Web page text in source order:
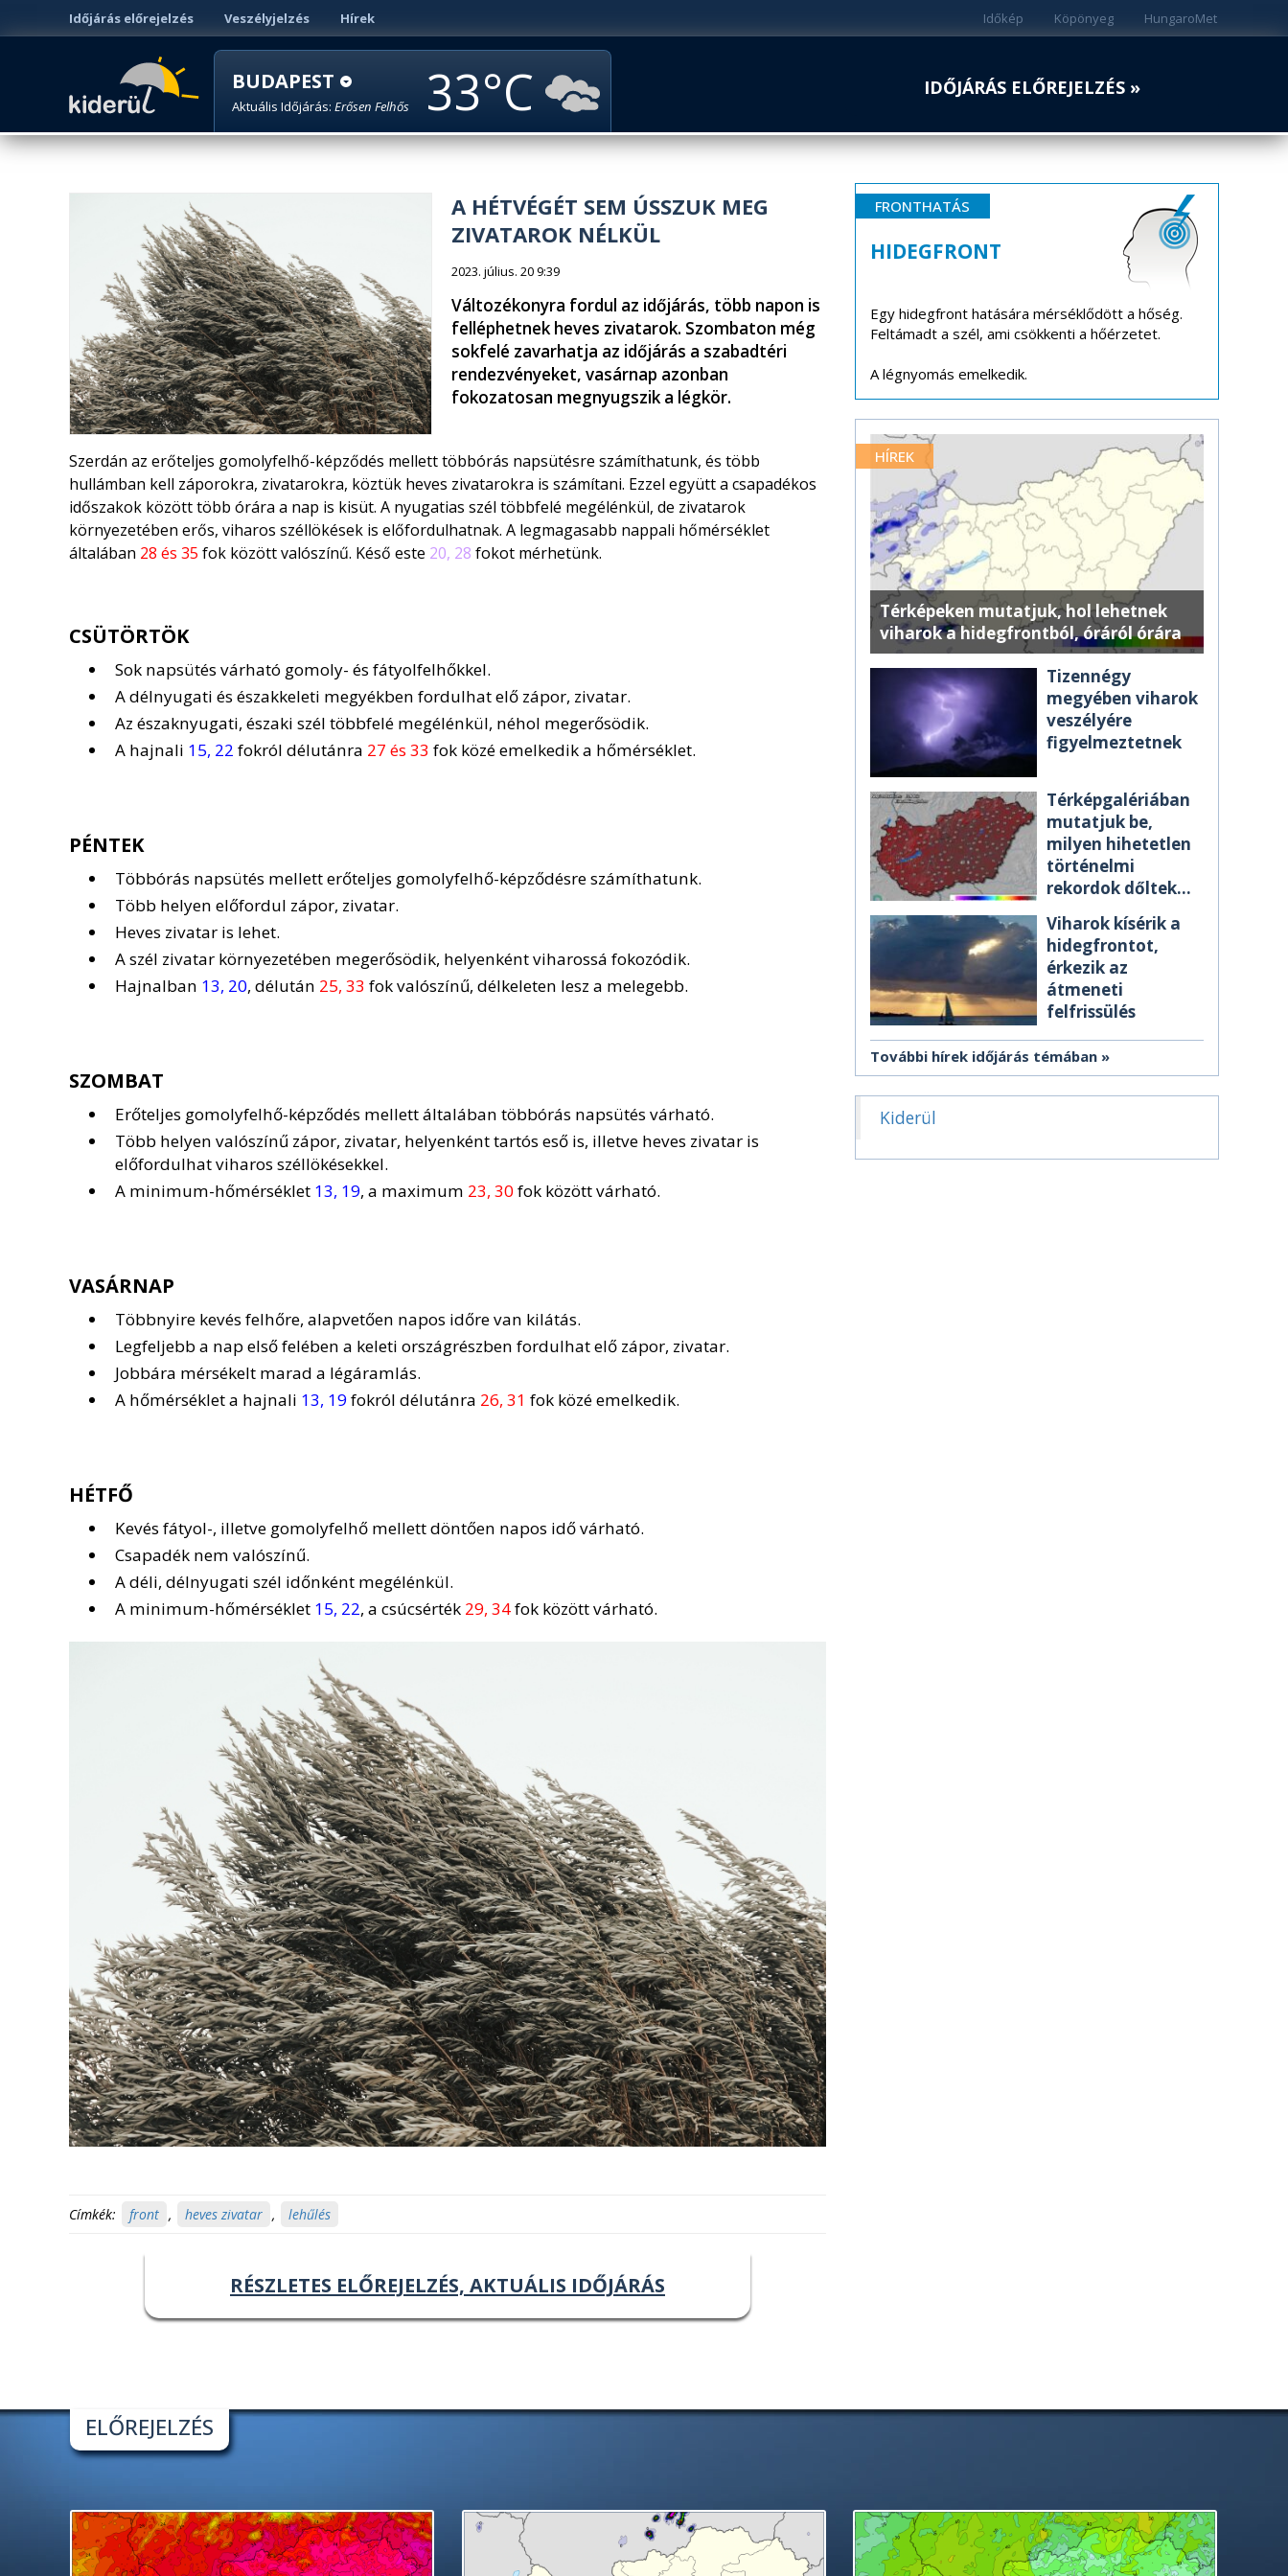
Időjárás előrejelzés Veszélyjelzés Hírek HungaroMet
Köpönyeg
Időkép
BUDAPEST
Aktuális Időjárás: Erősen Felhős 33 IDŐJÁRÁS ELŐREJELZÉS »
A HÉTVÉGÉT SEM ÚSSZUK MEG
ZIVATAROK NÉLKÜL
2023. július. 20 9:39
Változékonyra fordul az időjárás, több napon is
felléphetnek heves zivatarok. Szombaton még
sokfelé zavarhatja az időjárás a szabadtéri
rendezvényeket, vasárnap azonban
fokozatosan megnyugszik a légkör.
Szerdán az erőteljes gomolyfelhő-képződés mellett többórás napsütésre számíthatunk, és több
hullámban kell záporokra, zivatarokra, köztük heves zivatarokra is számítani. Ezzel együtt a csapadékos
időszakok között több órára a nap is kisüt. A nyugatias szél többfelé megélénkül, de zivatarok
környezetében erős, viharos széllökések is előfordulhatnak. A legmagasabb nappali hőmérséklet
általában 28 és 35 fok között valószínű. Késő este 20, 28 fokot mérhetünk.
CSÜTÖRTÖK
Sok napsütés várható gomoly- és fátyolfelhőkkel.
A délnyugati és északkeleti megyékben fordulhat elő zápor, zivatar.
Az északnyugati, északi szél többfelé megélénkül, néhol megerősödik.
A hajnali 15, 22 fokról délutánra 27 és 33 fok közé emelkedik a hőmérséklet.
PÉNTEK
Többórás napsütés mellett erőteljes gomolyfelhő-képződésre számíthatunk.
Több helyen előfordul zápor, zivatar.
Heves zivatar is lehet.
A szél zivatar környezetében megerősödik, helyenként viharossá fokozódik.
Hajnalban 13, 20, délután 25, 33 fok valószínű, délkeleten lesz a melegebb.
SZOMBAT
Erőteljes gomolyfelhő-képződés mellett általában többórás napsütés várható.
Több helyen valószínű zápor, zivatar, helyenként tartós eső is, illetve heves zivatar is
előfordulhat viharos széllökésekkel.
A minimum-hőmérséklet 13, 19, a maximum 23, 30fok között várható.
VASÁRNAP
Többnyire kevés felhőre, alapvetően napos időre van kilátás.
Legfeljebb a nap első felében a keleti országrészben fordulhat elő zápor, zivatar.
Jobbára mérsékelt marad a légáramlás.
A hőmérséklet a hajnali 13, 19fokról délutánra 26, 31 fok közé emelkedik.
HÉTFŐ
Kevés fátyol-, illetve gomolyfelhő mellett döntően napos idő várható.
Csapadék nem valószínű.
A déli, délnyugati szél időnként megélénkül.
A minimum-hőmérséklet 15, 22, a csúcsérték 29, 34fok között várható.
Címkék: front , heves zivatar , lehűlés
RÉSZLETES ELŐREJELZÉS, AKTUÁLIS IDŐJÁRÁS
FRONTHATÁS
HIDEGFRONT
Egy hidegfront hatására mérséklődött a hőség.
Feltámadt a szél, ami csökkenti a hőérzetet.
A légnyomás emelkedik.
HÍREK
Térképeken mutatjuk, hol lehetnek
viharok a hidegfrontból, óráról órára
Tizennégy
megyében viharok
veszélyére
figyelmeztetnek
Térképgalériában
mutatjuk be,
milyen hihetetlen
történelmi
rekordok dőltek
Viharok kísérik a
hidegfrontot,
érkezik az
átmeneti
felfrissülés
További hírek időjárás témában
Kiderül
ELŐREJELZÉS